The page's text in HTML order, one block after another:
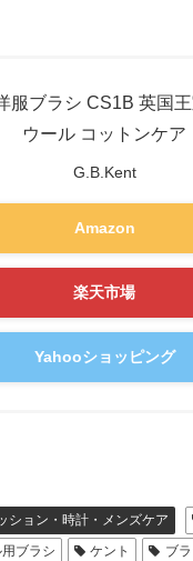
服ブラシ CS1B 英国
ウール コットンケア
G.B.Kent
Amazon
楽天市場
Yahooショッピング
ション・時計・メンズケア
ブラシ ケント
ブ